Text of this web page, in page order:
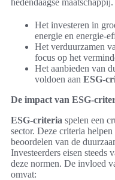
Het investeren in
energie en energie-
Het verduurzamen
focus op het
Het aanbieden van
voldoen aan ESG-
De impact van ESG-
ESG-criteria spelen een
sector. Deze criteria
beoordelen van de
Investeerders eisen steeds
deze normen. De invloed
omvat: